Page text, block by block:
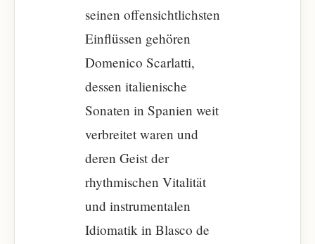
seinen offensichtlichsten
Einflüssen gehören
Domenico Scarlatti,
dessen italienische
Sonaten in Spanien weit
verbreitet waren und
deren Geist der
rhythmischen Vitalität
und instrumentalen
Idiomatik in Blasco de